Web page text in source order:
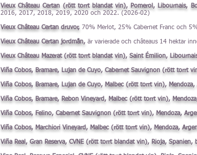
Vieux Château Certan (rött torrt blandat vin), Pomerol, Libournais,
2016, 2017, 2018, 2019, 2020 och 2022. (2026-02)
Vieux Château Certan druvor, 70% Merlot, 25% Cabernet Franc och
Vieux Château Certan jordmån, är varierade och châteaus 14 hektar
Vieux Château Mazerat (rött torrt blandat vin), Saint Émilion,
Viña Cobos, Bramare, Lujan de Cuyo, Cabernet Sauvignon (rött torrt
Viña Cobos, Bramare, Lujan de Cuyo, Malbec (rött torrt vin), Mendoza,
Viña Cobos, Bramare, Rebon Vineyard, Malbec (rött torrt vin),
Viña Cobos, Felino, Cabernet Sauvignon (rött torrt vin), Mendoza,
Viña Cobos, Marchiori Vineyard, Malbec (rött torrt vin), Mendoza,
Viña Real, Gran Reserva, CVNE (rött torrt blandat vin), Rioja, Spanien,